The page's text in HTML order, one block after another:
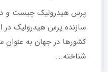
پرس هیدرولیک چیست و
سازنده پرس هیدرولیک در
کشورها در جهان به عنوان
شناخته...